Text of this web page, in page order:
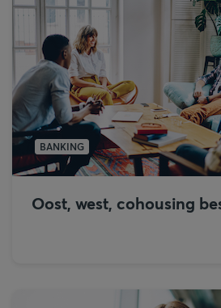
BANKING
Oost, west, cohousing